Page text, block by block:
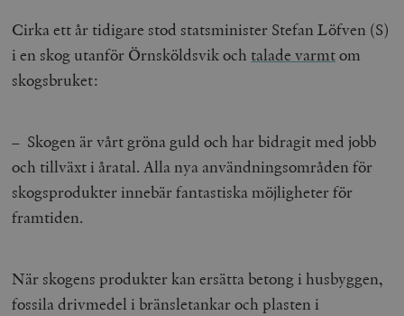
Cirka ett år tidigare stod statsminister Stefan Löfven (S)
i en skog utanför Örnsköldsvik och talade varmtom
skogsbruket:
– Skogen är vårt gröna guld och har bidragit med jobb
och tillväxt i åratal. Alla nya användningsområden för
skogsprodukter innebär fantastiska möjligheter för
framtiden.
När skogens produkter kan ersätta betong i husbyggen,
fossila drivmedel i bränsletankar och plasten i